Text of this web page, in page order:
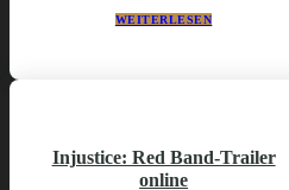
WEITERLESEN
Injustice: Red Band-Trailer
online